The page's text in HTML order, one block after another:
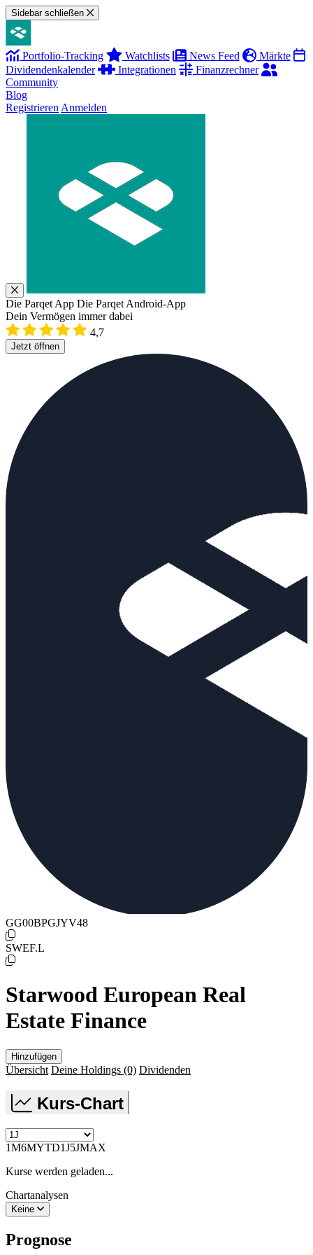
Sidebar schließen
Portfolio-Tracking Watchlists News Feed
Märkte
Dividendenkalender
Integrationen
Finanzrechner
Community
Blog
Registrieren Anmelden
Die Parqet App Die Parqet Android-App
Dein Vermögen immer dabei
4,7
Jetzt öffnen
GG00BPGJYV48
SWEF.L
Starwood European Real
Estate Finance
Hinzufügen
Übersicht Deine Holdings (0) Dividenden
Kurs-Chart
1M6MYTD1J5JMAX
Kurse werden geladen...
Chartanalysen
Keine
Prognose